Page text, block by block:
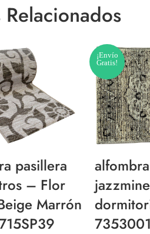
pasillera
– Flor
Marrón
¡Envío
Gratis!